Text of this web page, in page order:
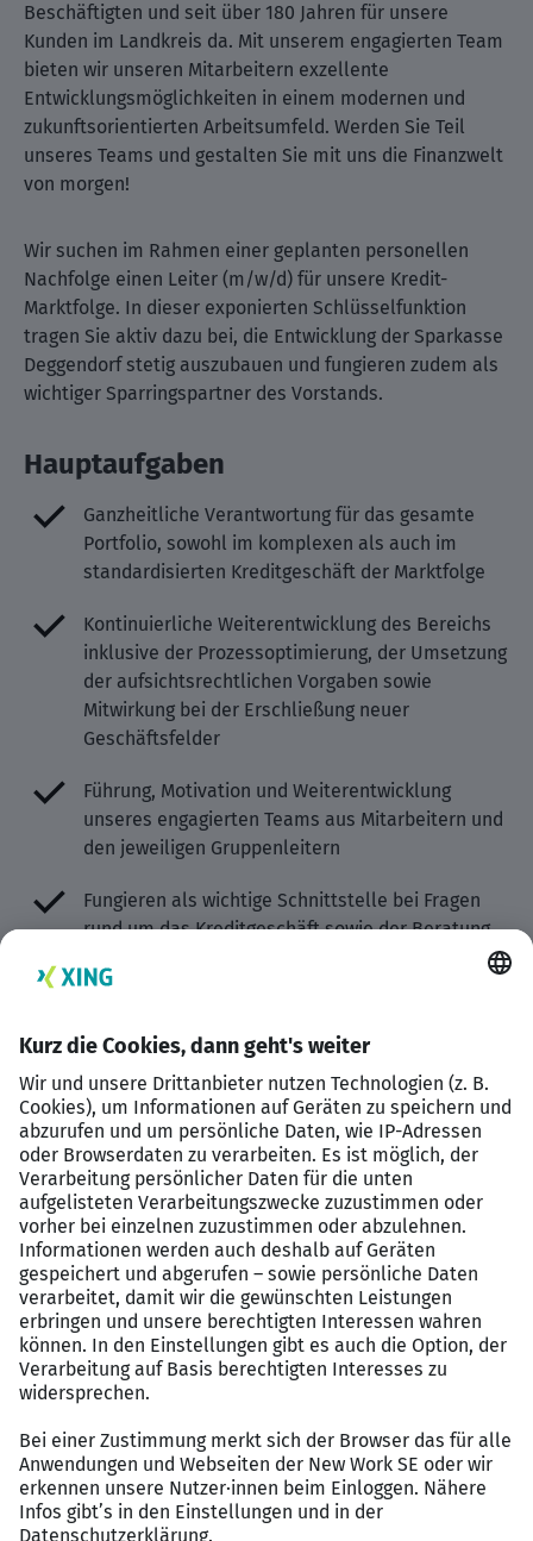
Beschäftigten und seit über 180 Jahren für unsere
Kunden im Landkreis da. Mit unserem engagierten Team
bieten wir unseren Mitarbeitern exzellente
Entwicklungsmöglichkeiten in einem modernen und
zukunftsorientierten Arbeitsumfeld. Werden Sie Teil
unseres Teams und gestalten Sie mit uns die Finanzwelt
von morgen!
Wir suchen im Rahmen einer geplanten personellen
Nachfolge einen Leiter (m/w/d) für unsere Kredit-
Marktfolge. In dieser exponierten Schlüsselfunktion
tragen Sie aktiv dazu bei, die Entwicklung der Sparkasse
Deggendorf stetig auszubauen und fungieren zudem als
wichtiger Sparringspartner des Vorstands.
Hauptaufgaben
Ganzheitliche Verantwortung für das gesamte
Portfolio, sowohl im komplexen als auch im
standardisierten Kreditgeschäft der Marktfolge
Kontinuierliche Weiterentwicklung des Bereichs
inklusive der Prozessoptimierung, der Umsetzung
der aufsichtsrechtlichen Vorgaben sowie
Mitwirkung bei der Erschließung neuer
Geschäftsfelder
Führung, Motivation und Weiterentwicklung
unseres engagierten Teams aus Mitarbeitern und
den jeweiligen Gruppenleitern
Fungieren als wichtige Schnittstelle bei Fragen
rund um das Kreditgeschäft sowie der Beratung
sowie des Vorstands
Mitwirkung bei der Planung und Durchführung
Das bringen Sie mit
Sparkassenbetriebswirt/-in bzw.
wirtschaftswissenschaftlicher Abschluss an einer
anerkannten Hochschule
Mehrjährige Führungserfahrung
Ausgeprägte Fachkompetenz im Aktivgeschäft
Starke Kunden- und Qualitätsorientierung sowie
Ausgeprägte analytische, strategische und
konzeptionelle Fähigkeiten